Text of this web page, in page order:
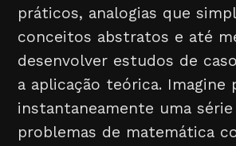
práticos, analogias que
conceitos abstratos e até
desenvolver estudos de
a aplicação teórica. Imagine
instantaneamente uma série
problemas de matemática